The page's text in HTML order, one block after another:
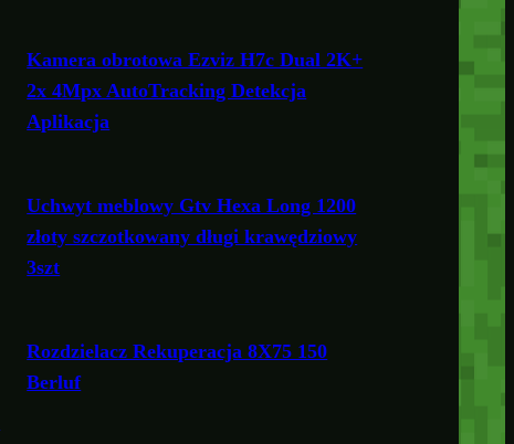
Kamera obrotowa Ezviz H7c Dual 2K+
2x 4Mpx AutoTracking Detekcja
Aplikacja
Uchwyt meblowy Gtv Hexa Long 1200
złoty szczotkowany długi krawędziowy
3szt
Rozdzielacz Rekuperacja 8X75 150
Berluf